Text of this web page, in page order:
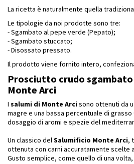
La ricetta è naturalmente quella
Le tipologie da noi prodotte sono tre:
- Sgambato al pepe verde (Pepato);
- Sgambato stuccato;
- Disossato pressato.
Il prodotto viene fornito intero,
Prosciutto crudo
Monte Arci
I salumi di Monte Arcisono ottenuti da
magre e una bassa percentuale di
dosaggio di aromi e spezie del
Un classico delSalumificio Monte Arci,
ottenuta con carni accuratamente scelte
Gusto semplice, come quello di una